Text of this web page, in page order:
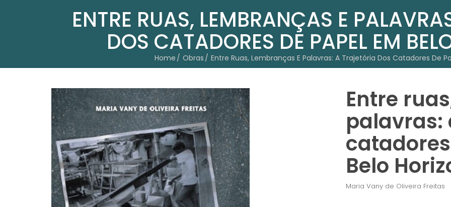
ENTRE RUAS, LEMBRANÇAS E
DOS CATADORES DE PAPEL EM
Home Obras Entre Ruas, Lembranças E Palavras: A Trajetória Dos Catadores De
Entre
palavras:
Belo
Maria Vany de Oliveira Freitas